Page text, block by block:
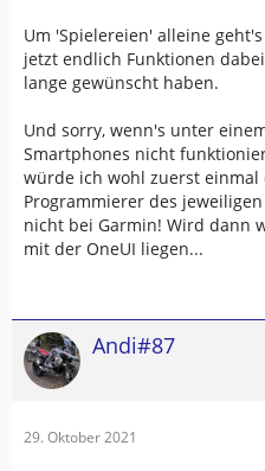
Um 'Spielereien' alleine
jetzt endlich Funktionen
lange gewünscht haben.
Und sorry, wenn's unter
Smartphones nicht
würde ich wohl zuerst einmal
Programmierer des
nicht bei Garmin! Wird dann
mit der OneUI liegen...
Andi#87
29. Oktober 2021